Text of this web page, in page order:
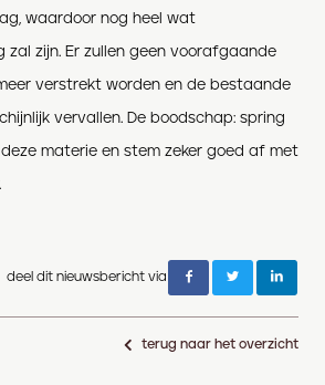
, waardoor nog heel wat
zal zijn. Er zullen geen voorafgaande
verstrekt worden en de bestaande
vervallen. De boodschap: spring
materie en stem zeker goed af met
deel dit nieuwsbericht via
terug naar het overzicht